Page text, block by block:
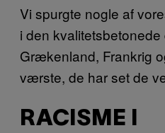
Vi spurgte nogle af
i den
Grækenland, Frankrig
værste, de har set de
RACISME I